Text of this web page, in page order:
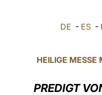
DE - ES-
HEILIGE MESSE
PREDIGT